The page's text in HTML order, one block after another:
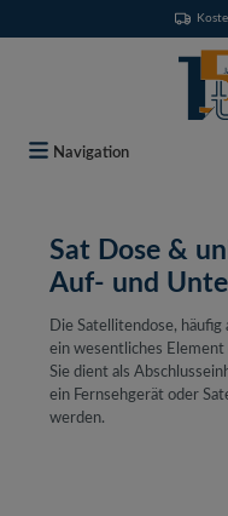
Zum Hauptinhalt springen
Navigation
Sat Dose &
Auf- und
Die Satellitendose, häufig
ein wesentliches
Sie dient als
ein Fernsehgerät oder
werden.